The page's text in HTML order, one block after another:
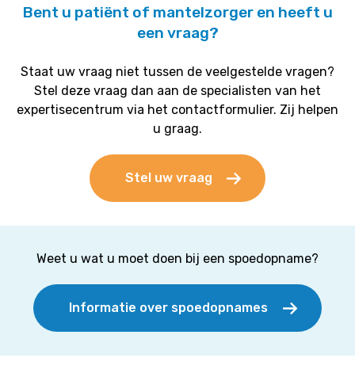
Bent u patiënt of mantelzorger en heeft u
een vraag?
Staat uw vraag niet tussen de veelgestelde vragen?
Stel deze vraag dan aan de specialisten van het
expertisecentrum via het contactformulier. Zij helpen
u graag.
Stel uw vraag
Weet u wat u moet doen bij een spoedopname?
Informatie over spoedopnames